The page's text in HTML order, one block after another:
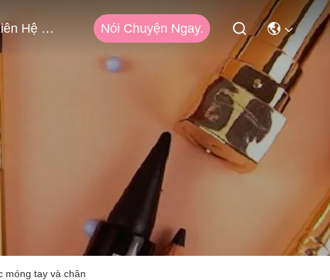
Liên Hệ Với Chúng Tôi Nói Chuyện Ngay.
móng tay và chân